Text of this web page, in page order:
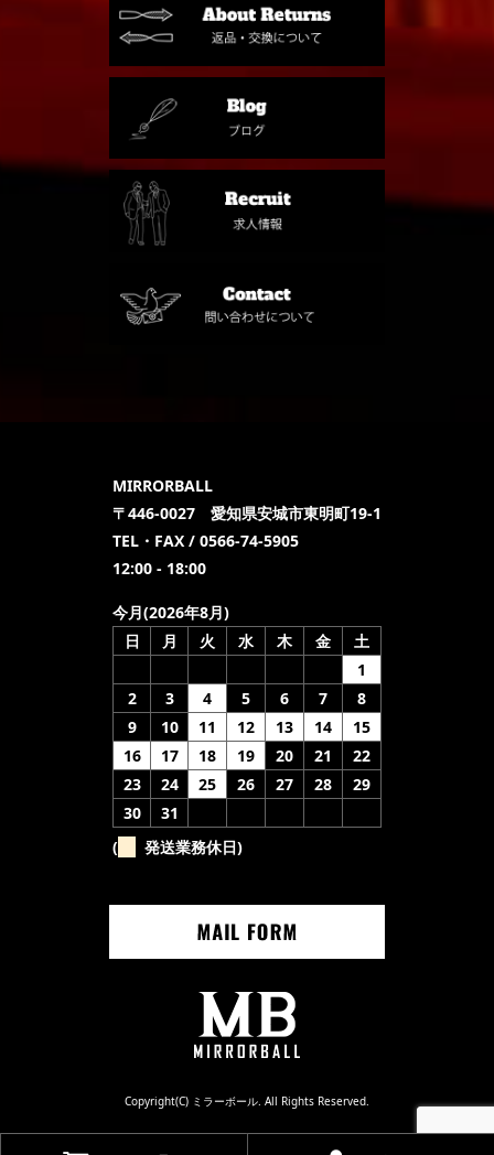
MIRRORBALL
〒446-0027 愛知県安城市東明町19-1
TEL・FAX / 0566-74-5905
12:00 - 18:00
今月(2026年8月)
日
月 火 水 木 金
土
1
2
3 4 5 6 7
8
9
10 11 12 13 14
15
16
17 18 19 20 21
22
23
24 25 26 27 28
29
30
31
(
発送業務休日)
Copyright(C) ミラーボール. All Rights Reserved.